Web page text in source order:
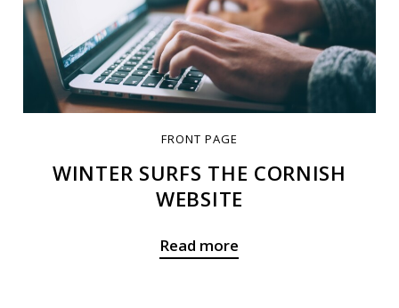
FRONT PAGE
WINTER SURFS THE CORNISH
WEBSITE
Read more